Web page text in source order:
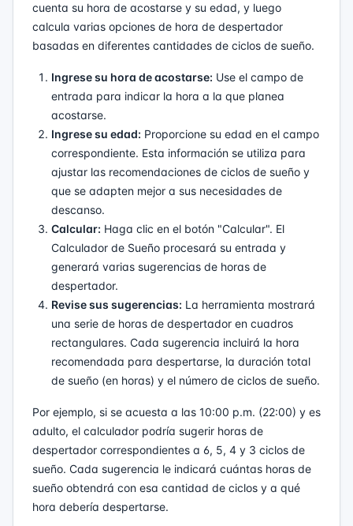
cuenta su hora de acostarse y su edad, y luego
calcula varias opciones de hora de despertador
basadas en diferentes cantidades de ciclos de sueño.
Ingrese su hora de acostarse: Use el campo de
entrada para indicar la hora a la que planea
acostarse.
Ingrese su edad: Proporcione su edad en el campo
correspondiente. Esta información se utiliza para
ajustar las recomendaciones de ciclos de sueño y
que se adapten mejor a sus necesidades de
descanso.
Calcular: Haga clic en el botón "Calcular". El
Calculador de Sueño procesará su entrada y
generará varias sugerencias de horas de
despertador.
Revise sus sugerencias: La herramienta mostrará
una serie de horas de despertador en cuadros
rectangulares. Cada sugerencia incluirá la hora
recomendada para despertarse, la duración total
de sueño (en horas) y el número de ciclos de sueño.
Por ejemplo, si se acuesta a las 10:00 p.m. (22:00) y es
adulto, el calculador podría sugerir horas de
despertador correspondientes a 6, 5, 4 y 3 ciclos de
sueño. Cada sugerencia le indicará cuántas horas de
sueño obtendrá con esa cantidad de ciclos y a qué
hora debería despertarse.